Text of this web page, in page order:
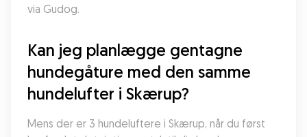
via Gudog.
Kan jeg planlægge gentagne
hundegåture med den samme
hundelufter i Skærup?
Mens der er 3 hundeluftere i Skærup, når du først